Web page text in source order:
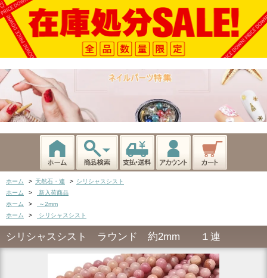
ホーム > 天然石・連 > シリシャスシスト
ホーム
>
新入荷商品
ホーム
>
～2mm
ホーム
> シリシャスシスト
シリシャスシスト ラウンド 約2mm １連